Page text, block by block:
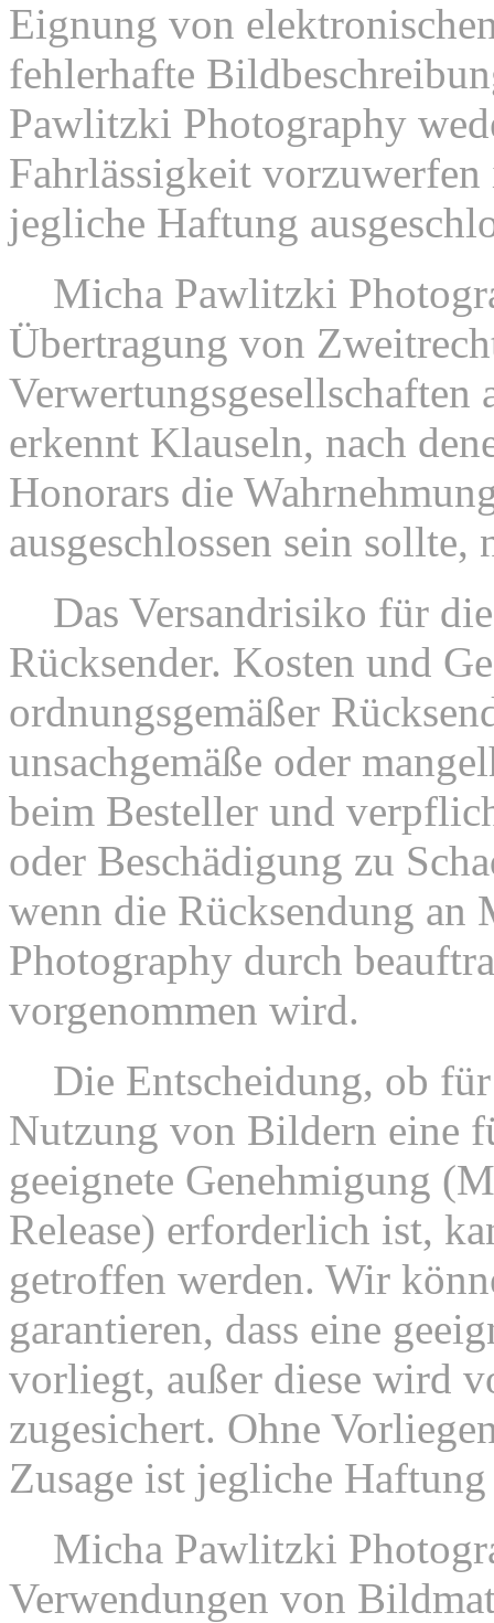
Eignung von
fehlerhafte
Pawlitzki Photography
Fahrlässigkeit
jegliche Haftung
Micha Pawlitzki
Übertragung von
erkennt Klauseln, nach
Honorars die
ausgeschlossen sein sollte,
Das Versandrisiko für
Rücksender. Kosten und
ordnungsgemäßer
unsachgemäße oder
beim Besteller und
oder Beschädigung zu
wenn die Rücksendung an
Photography durch
vorgenommen wird.
Die Entscheidung, ob
Nutzung von Bildern eine
geeignete Genehmigung
Release) erforderlich ist,
getroffen werden. Wir
garantieren, dass eine
vorliegt, außer diese wird
zugesichert. Ohne
Zusage ist jegliche Haftung
Micha Pawlitzki
Verwendungen von